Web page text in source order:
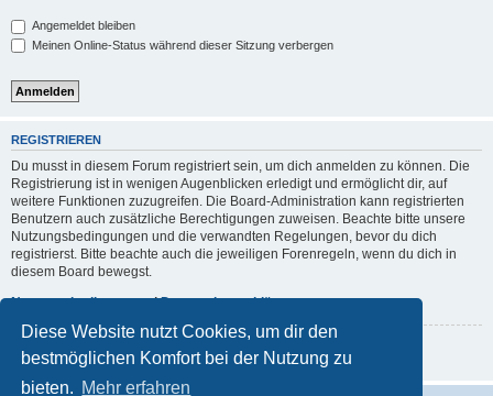
Diese Website nutzt Cookies, um dir den
bestmöglichen Komfort bei der Nutzung zu
bieten. Mehr erfahren
Angemeldet bleiben
Meinen Online-Status während dieser Sitzung verbergen
REGISTRIEREN
Du musst in diesem Forum registriert sein, um dich anmelden zu können. Die
Registrierung ist in wenigen Augenblicken erledigt und ermöglicht dir, auf
weitere Funktionen zuzugreifen. Die Board-Administration kann registrierten
Benutzern auch zusätzliche Berechtigungen zuweisen. Beachte bitte unsere
Nutzungsbedingungen und die verwandten Regelungen, bevor du dich
registrierst. Bitte beachte auch die jeweiligen Forenregeln, wenn du dich in
diesem Board bewegst.
Nutzungsbedingungen|Datenschutzerklärung
Registrieren